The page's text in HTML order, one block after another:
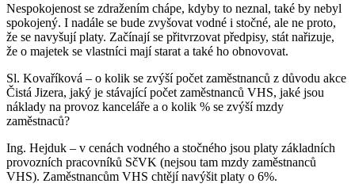
Nespokojenost se zdražením chápe, kdyby to neznal, také by nebyl
spokojený. I nadále se bude zvyšovat vodné i stočné, ale ne proto,
že se navyšují platy. Začínají se přitvrzovat předpisy, stát nařizuje,
že o majetek se vlastníci mají starat a také ho obnovovat.
Sl. Kovaříková – o kolik se zvýší počet zaměstnanců z důvodu akce
Čistá Jizera, jaký je stávající počet zaměstnanců VHS, jaké jsou
náklady na provoz kanceláře a o kolik % se zvýší mzdy
zaměstnaců?
Ing. Hejduk – v cenách vodného a stočného jsou platy základních
provozních pracovníků SčVK (nejsou tam mzdy zaměstnanců
VHS). Zaměstnancům VHS chtějí navýšit platy o 6%.